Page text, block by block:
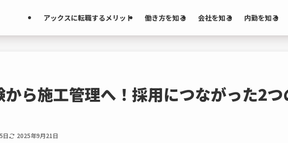
アックスに転職するメリット 働き方を知る 会社を知る 内勤を知る
から施工管理へ！採用につながった2
日 2025年9月21日